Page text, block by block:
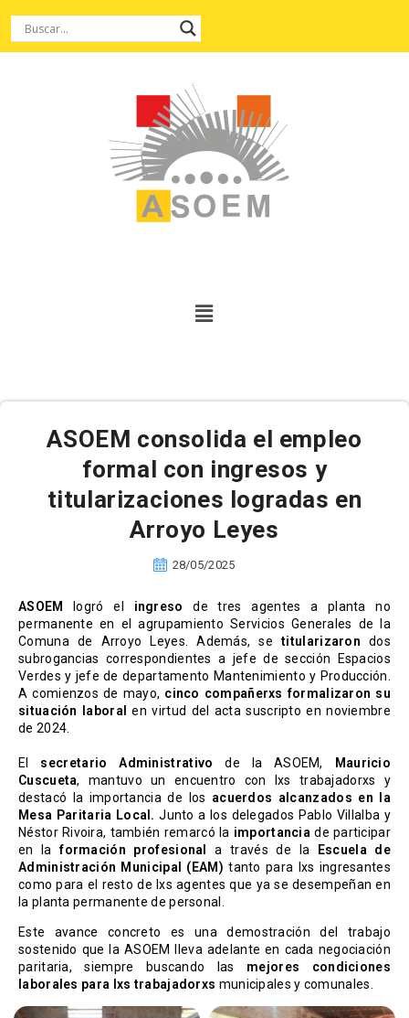
ASOEM consolida el empleo
formal con ingresos y
titularizaciones logradas en
Arroyo Leyes
28/05/2025
ASOEM logró el ingreso
de tres agentes a planta no
permanente en el agrupamiento Servicios Generales de la
Comuna de Arroyo Leyes. Además, setitularizaron dos
subrogancias correspondientes a jefe de sección Espacios
Verdes y jefe de departamento Mantenimiento y Producción.
A comienzos de mayo, cinco compañerxs formalizaron su
situación laboral en virtud del acta suscripto en noviembre
de 2024.
El secretario Administrativo de la ASOEM,
Mauricio
Cuscueta, mantuvo un encuentro con lxs trabajadorxs y
destacó la importancia de los acuerdos alcanzados en la
Mesa Paritaria Local. Junto a los delegados Pablo Villalba y
Néstor Rivoira, también remarcó la importancia de participar
en laformación profesional a través de la
Escuela de
Administración Municipal (EAM) tanto para lxs ingresantes
como para el resto de lxs agentes que ya se desempeñan en
la planta permanente de personal.
Este avance concreto es una demostración del trabajo
sostenido que la ASOEM lleva adelante en cada negociación
paritaria, siempre buscando las mejores condiciones
laborales para lxs trabajadorxs municipales y comunales.